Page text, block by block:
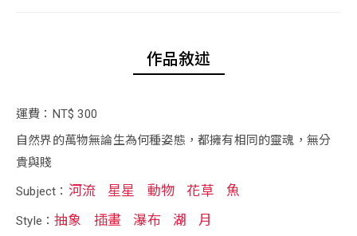
作品敘述
運費：NT$ 300
自然界的萬物無論生為何種姿態，都擁有相同的靈魂，無分
貴與賤
Subject： 河流 星星 動物 花草 魚
Style：抽象 插畫 瀑布 湖 月